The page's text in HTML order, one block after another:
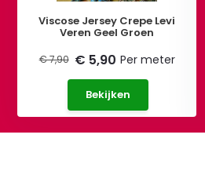
Viscose Jersey Crepe Levi
Veren Geel Groen
€ 7,90 € 5,90 Per meter
Bekijken